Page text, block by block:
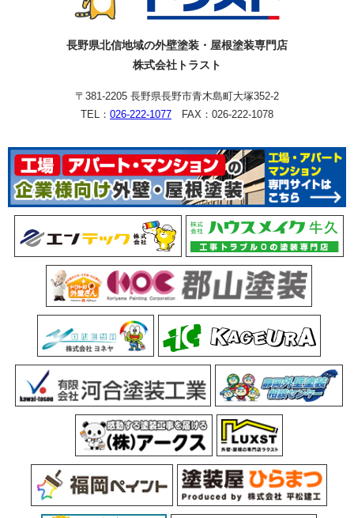
長野県北信地域の外壁塗装・屋根塗装専門店
株式会社トラスト
〒381-2205 長野県長野市青木島町大塚352-2
TEL： 026-222-1077 FAX：026-222-1078